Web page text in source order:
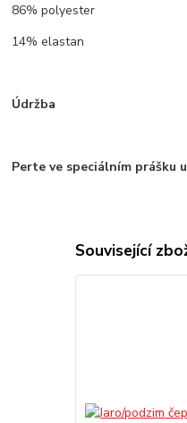
86% polyester
14% elastan
Údržba
Perte ve speciálním prášku
Související